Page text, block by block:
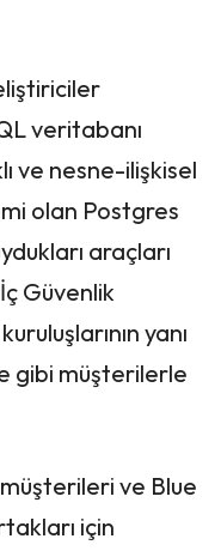
veritabanı
ve nesne-ilişkisel
olan Postgres
araçları
İç Güvenlik
yanı
gibi müşterilerle
ve Blue
için